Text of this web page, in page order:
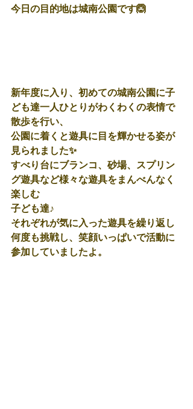
今日の目的地は城南公園です🙆
新年度に入り、初めての城南公園に子
ども達一人ひとりがわくわくの表情で
散歩を行い、
公園に着くと遊具に目を輝かせる姿が
見られました✨
すべり台にブランコ、砂場、スプリン
グ遊具など様々な遊具をまんべんなく
楽しむ
子ども達♪
それぞれが気に入った遊具を繰り返し
何度も挑戦し、笑顔いっぱいで活動に
参加していましたよ。